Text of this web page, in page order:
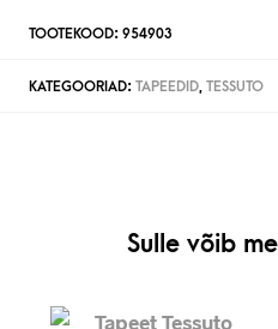
TOOTEKOOD: 954903
KATEGOORIAD: TAPEEDID, TESSUTO
Sulle võib